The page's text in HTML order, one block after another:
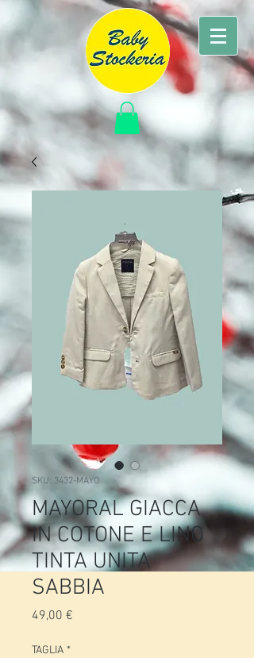
SKU: 3432-MAYO
MAYORAL GIACCA
IN COTONE E LINO
TINTA UNITA
SABBIA
49,00 €
TAGLIA *